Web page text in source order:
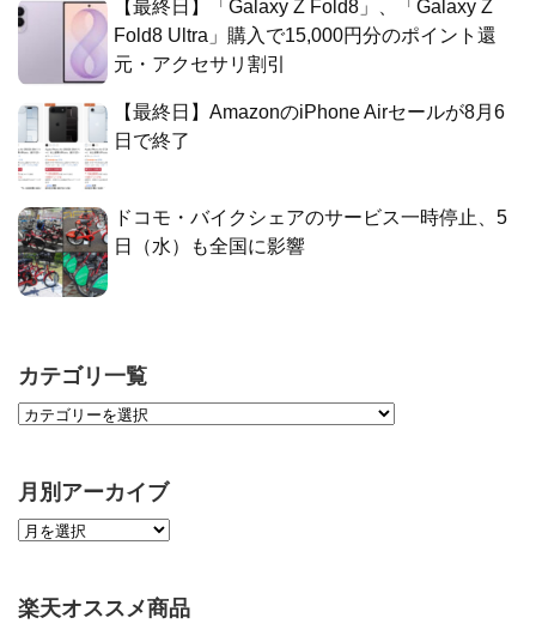
【最終日】「Galaxy Z Fold8」、「Galaxy Z
Fold8 Ultra」購入で15,000円分のポイント還
元・アクセサリ割引
【最終日】AmazonのiPhone Airセールが8月6
日で終了
ドコモ・バイクシェアのサービス一時停止、5
日（水）も全国に影響
カテゴリ一覧
月別アーカイブ
楽天オススメ商品